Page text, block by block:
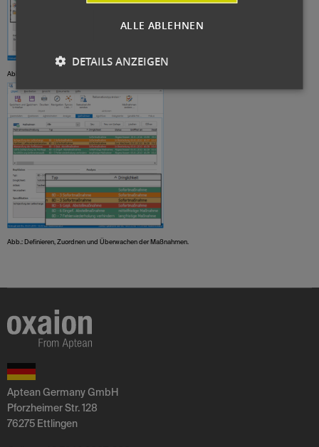
Abb.: Strukturierte Analyse orientiert an der 8D-Systematik.
Abb.: Definieren, Zuordnen und Überwachen der Maßnahmen.
Aptean Germany GmbH
Pforzheimer Str. 128
76275 Ettlingen
ALLE ABLEHNEN
DETAILS ANZEIGEN